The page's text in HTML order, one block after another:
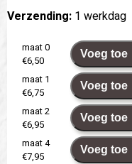
Verzending: 1 werkdag
maat 0
€6,50
Voeg toe
maat 1
€6,75
Voeg toe
maat 2
€6,95
Voeg toe
maat 4
€7,95
Voeg toe